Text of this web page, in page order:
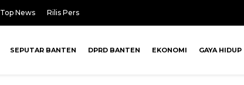
Top News Rilis Pers
SEPUTAR BANTEN DPRD BANTEN EKONOMI GAYA HIDUP